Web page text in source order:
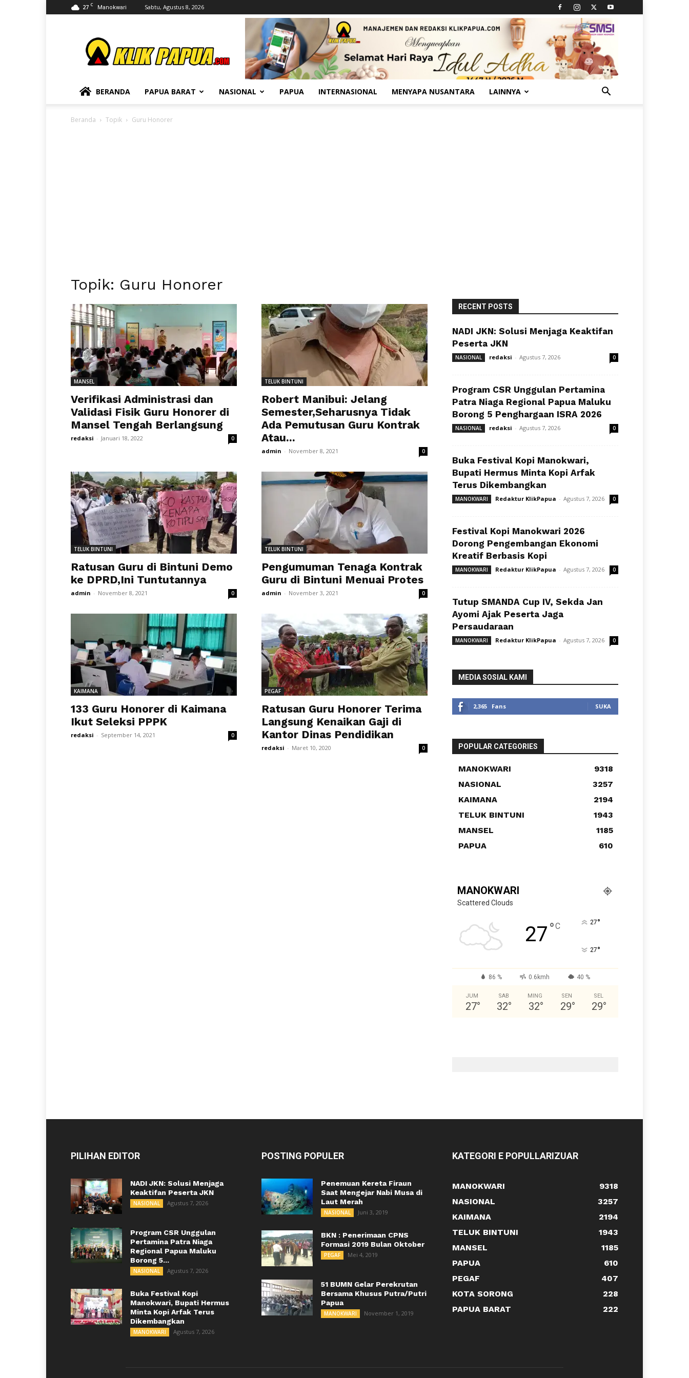
27 C Manokwari Sabtu, Agustus 8, 2026
BERANDA PAPUA BARAT NASIONAL PAPUA INTERNASIONAL MENYAPA NUSANTARA LAINNYA
Beranda Topik Guru Honorer
Topik: Guru Honorer
MANSEL
Verifikasi Administrasi dan
Validasi Fisik Guru Honorer di
Mansel Tengah Berlangsung
redaksi - Januari 18, 2022 0
TELUK BINTUNI
Robert Manibui: Jelang
Semester,Seharusnya Tidak
Ada Pemutusan Guru Kontrak
Atau...
admin - November 8, 2021 0
TELUK BINTUNI
Ratusan Guru di Bintuni Demo
ke DPRD,Ini Tuntutannya
admin - November 8, 2021 0
TELUK BINTUNI
Pengumuman Tenaga Kontrak
Guru di Bintuni Menuai Protes
admin - November 3, 2021 0
KAIMANA
133 Guru Honorer di Kaimana
Ikut Seleksi PPPK
redaksi - September 14, 2021 0
PEGAF
Ratusan Guru Honorer Terima
Langsung Kenaikan Gaji di
Kantor Dinas Pendidikan
redaksi - Maret 10, 2020 0
RECENT POSTS
NADI JKN: Solusi Menjaga Keaktifan
Peserta JKN
NASIONAL redaksi - Agustus 7, 2026 0
Program CSR Unggulan Pertamina
Patra Niaga Regional Papua Maluku
Borong 5 Penghargaan ISRA 2026
NASIONAL redaksi - Agustus 7, 2026 0
Buka Festival Kopi Manokwari,
Bupati Hermus Minta Kopi Arfak
Terus Dikembangkan
MANOKWARI Redaktur KlikPapua - Agustus 7, 2026 0
Festival Kopi Manokwari 2026
Dorong Pengembangan Ekonomi
Kreatif Berbasis Kopi
MANOKWARI Redaktur KlikPapua - Agustus 7, 2026 0
Tutup SMANDA Cup IV, Sekda Jan
Ayomi Ajak Peserta Jaga
Persaudaraan
MANOKWARI Redaktur KlikPapua - Agustus 7, 2026 0
MEDIA SOSIAL KAMI
2,365 Fans SUKA
POPULAR CATEGORIES
MANOKWARI
9318
NASIONAL
3257
KAIMANA
2194
TELUK BINTUNI
1943
MANSEL
1185
PAPUA
610
MANOKWARI
Scattered Clouds
27°C 27°
27°
86 % 0.6kmh 40 %
JUM
27°
SAB
32°
MING
32°
SEN
29°
SEL
29°
PILIHAN EDITOR
NADI JKN: Solusi Menjaga
Keaktifan Peserta JKN
NASIONAL Agustus 7, 2026
Program CSR Unggulan
Pertamina Patra Niaga
Regional Papua Maluku
Borong 5...
NASIONAL Agustus 7, 2026
Buka Festival Kopi
Manokwari, Bupati Hermus
Minta Kopi Arfak Terus
Dikembangkan
MANOKWARI Agustus 7, 2026
POSTING POPULER
Penemuan Kereta Firaun
Saat Mengejar Nabi Musa di
Laut Merah
NASIONAL Juni 3, 2019
BKN : Penerimaan CPNS
Formasi 2019 Bulan Oktober
PEGAF Mei 4, 2019
51 BUMN Gelar Perekrutan
Bersama Khusus Putra/Putri
Papua
MANOKWARI November 1, 2019
KATEGORI E POPULLARIZUAR
MANOKWARI
9318
NASIONAL
3257
KAIMANA
2194
TELUK BINTUNI
1943
MANSEL
1185
PAPUA
610
PEGAF
407
KOTA SORONG
228
PAPUA BARAT
222